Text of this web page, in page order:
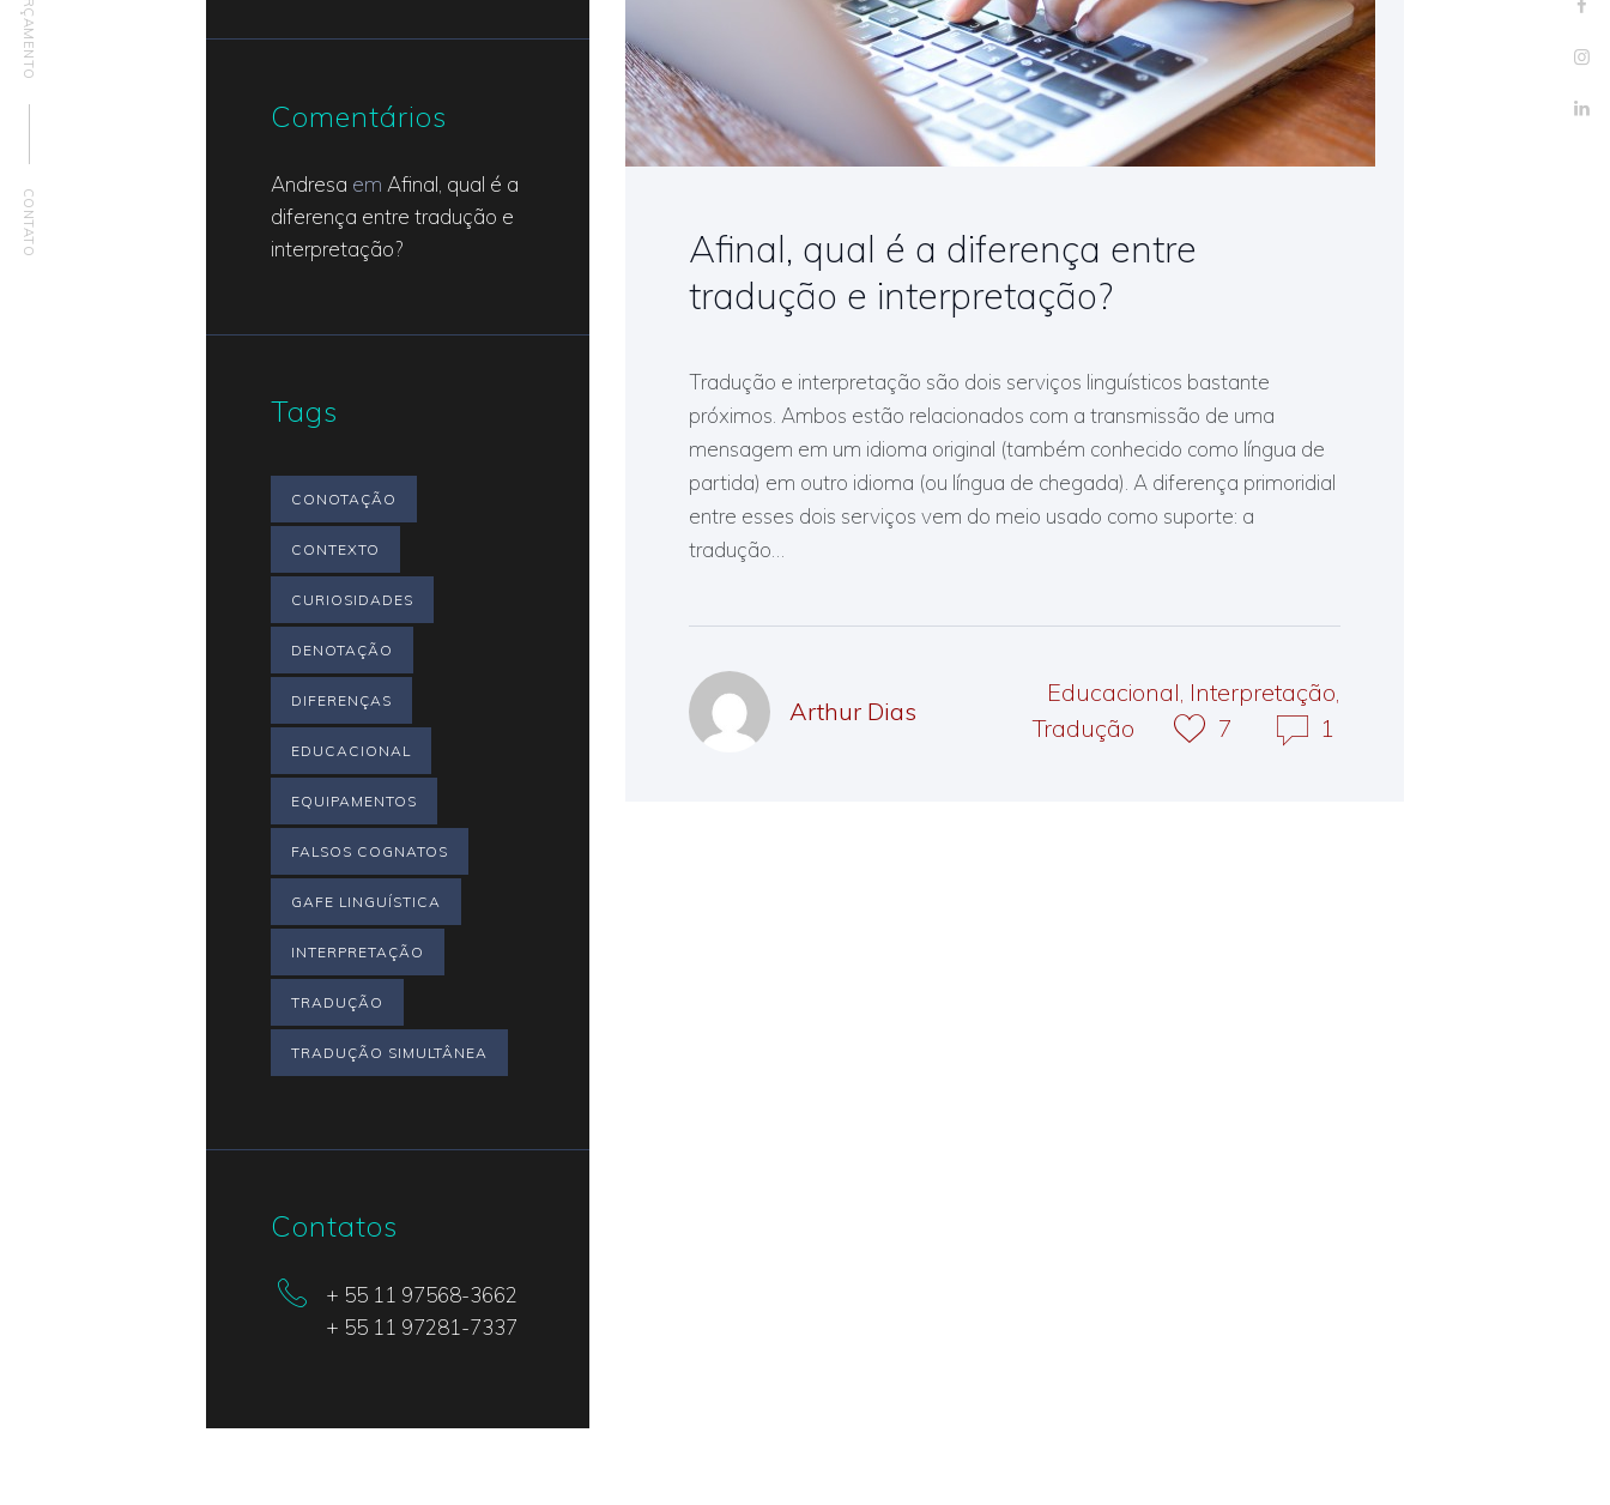
Afinal, qual é a diferença entre
tradução e interpretação?
Tradução e interpretação são dois serviços linguísticos bastante
próximos. Ambos estão relacionados com a transmissão de uma
mensagem em um idioma original (também conhecido como língua de
partida) em outro idioma (ou língua de chegada). A diferença primoridial
entre esses dois serviços vem do meio usado como suporte: a
tradução…
Arthur Dias
Educacional, Interpretação,
Tradução
7 1
Comentários
Andresa emAfinal, qual é a
diferença entre tradução e
interpretação?
Tags
CONOTAÇÃO
CONTEXTO
CURIOSIDADES
DENOTAÇÃO
DIFERENÇAS
EDUCACIONAL
EQUIPAMENTOS
FALSOS COGNATOS
GAFE LINGUÍSTICA
INTERPRETAÇÃO
TRADUÇÃO
TRADUÇÃO SIMULTÂNEA
Contatos
+ 55 11 97568-3662
+ 55 11 97281-7337
CONTATO